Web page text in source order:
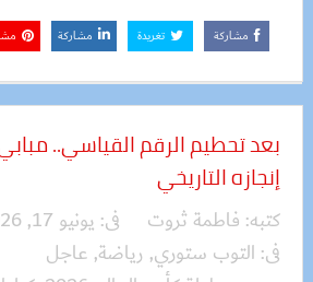
مشاركة تغريدة مشاركة
بعد تحطيم الرقم القياسي..
إنجازه التاريخي
كتبه: فاطمة ثروت فى: يونيو 17, 2026
فى: التوب ستوري, رياضة, عاجل